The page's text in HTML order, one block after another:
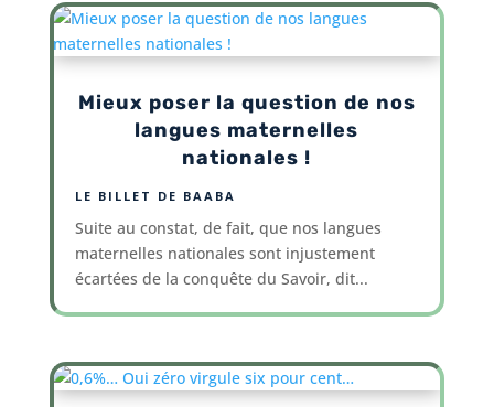
Mieux poser la question de nos
langues maternelles
nationales !
LE BILLET DE BAABA
Suite au constat, de fait, que nos langues
maternelles nationales sont injustement
écartées de la conquête du Savoir, dit...